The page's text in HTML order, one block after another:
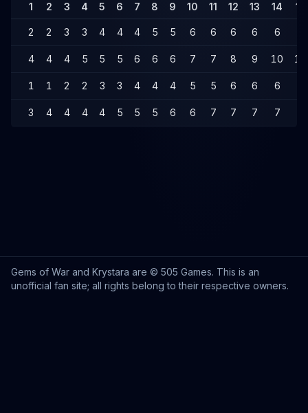
1 2 3 4 5 6 7 8 9 10 11 12 13 14 15
2 2 3 3 4 4 4 5 5 6 6 6 6 6
4 4 4 5 5 5 6 6 6 7 7 8 9 10 10
1 1 2 2 3 3 4 4 4 5 5 6 6 6
3 4 4 4 4 5 5 5 6 6 7 7 7 7
Gems of War and Krystara are © 505 Games. This is an
unofficial fan site; all rights belong to their respective owners.